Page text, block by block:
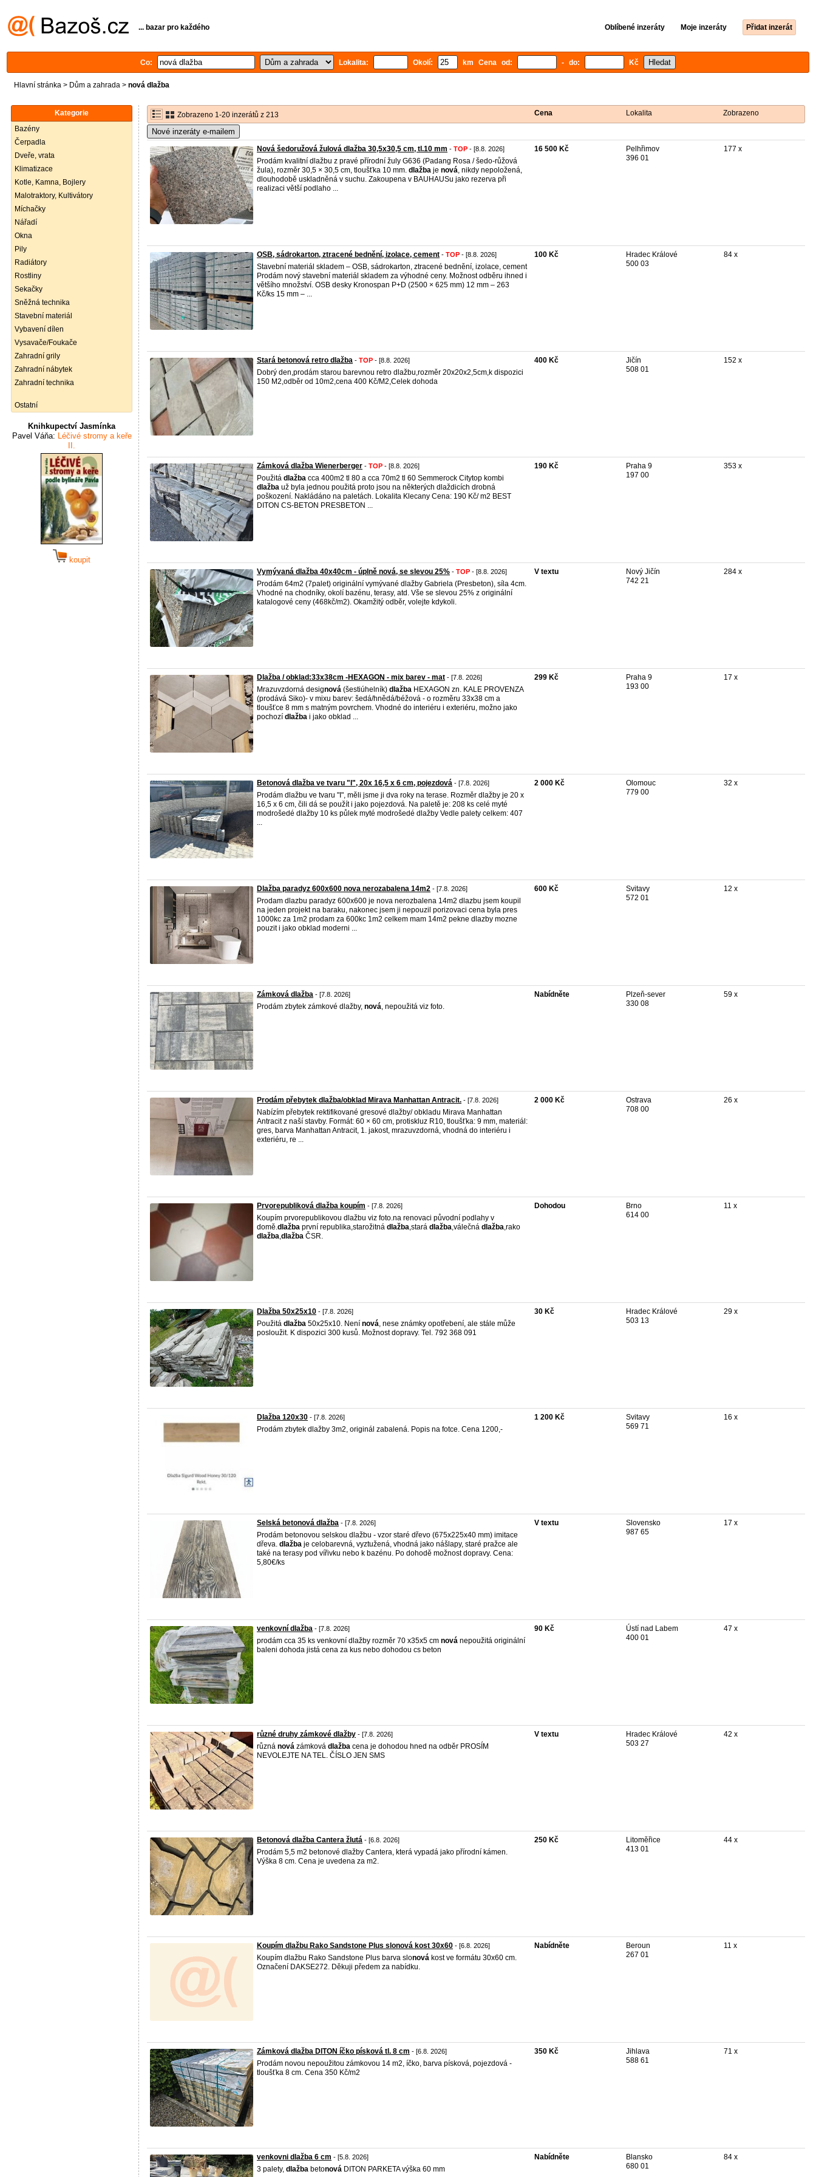
... bazar pro každého Oblíbené inzeráty Moje inzeráty Přidat inzerát
Co: Lokalita: Okolí: km Cena od: - do: Kč
Hlavní stránka > Dům a zahrada > nová dlažba
Kategorie
Bazény
Čerpadla
Dveře, vrata
Klimatizace
Kotle, Kamna, Bojlery
Malotraktory, Kultivátory
Míchačky
Nářadí
Okna
Pily
Radiátory
Rostliny
Sekačky
Sněžná technika
Stavební materiál
Vybavení dílen
Vysavače/Foukače
Zahradní grily
Zahradní nábytek
Zahradní technika
Ostatní
Knihkupectví Jasmínka
Pavel Váňa: Léčivé stromy a keře
II.
koupit
Zobrazeno 1-20 inzerátů z 213 Cena Lokalita Zobrazeno
Nové inzeráty e-mailem
Nová šedoružová žulová dlažba 30,5x30,5 cm, tl.10 mm - TOP - [8.8. 2026]
Prodám kvalitní dlažbu z pravé přírodní žuly G636 (Padang Rosa / šedo-růžová
žula), rozměr 30,5 × 30,5 cm, tloušťka 10 mm. dlažba je nová, nikdy nepoložená,
dlouhodobě uskladněná v suchu. Zakoupena v BAUHAUSu jako rezerva při
realizaci větší podlaho ...
16 500 Kč
Pelhřimov
396 01
177 x
OSB, sádrokarton, ztracené bednění, izolace, cement - TOP - [8.8. 2026]
Stavební materiál skladem – OSB, sádrokarton, ztracené bednění, izolace, cement
Prodám nový stavební materiál skladem za výhodné ceny. Možnost odběru ihned i
většího množství. OSB desky Kronospan P+D (2500 × 625 mm) 12 mm – 263
Kč/ks 15 mm – ...
100 Kč
Hradec Králové
500 03
84 x
Stará betonová retro dlažba - TOP - [8.8. 2026]
Dobrý den,prodám starou barevnou retro dlažbu,rozměr 20x20x2,5cm,k dispozici
150 M2,odběr od 10m2,cena 400 Kč/M2,Celek dohoda
400 Kč
Jičín
508 01
152 x
Zámková dlažba Wienerberger - TOP - [8.8. 2026]
Použitá dlažba cca 400m2 tl 80 a cca 70m2 tl 60 Semmerock Citytop kombi
dlažba už byla jednou použitá proto jsou na některých dlaždicích drobná
poškození. Nakládáno na paletách. Lokalita Klecany Cena: 190 Kč/ m2 BEST
DITON CS-BETON PRESBETON ...
190 Kč
Praha 9
197 00
353 x
Vymývaná dlažba 40x40cm - úplně nová, se slevou 25% - TOP - [8.8. 2026]
Prodám 64m2 (7palet) originální vymývané dlažby Gabriela (Presbeton), síla 4cm.
Vhodné na chodníky, okolí bazénu, terasy, atd. Vše se slevou 25% z originální
katalogové ceny (468kč/m2). Okamžitý odběr, volejte kdykoli.
V textu
Nový Jičín
742 21
284 x
Dlažba / obklad:33x38cm -HEXAGON - mix barev - mat - [7.8. 2026]
Mrazuvzdorná designová (šestiúhelník) dlažba HEXAGON zn. KALE PROVENZA
(prodává Siko)- v mixu barev: šedá/hnědá/béžová - o rozměru 33x38 cm a
tloušťce 8 mm s matným povrchem. Vhodné do interiéru i exteriéru, možno jako
pochozí dlažba i jako obklad ...
299 Kč
Praha 9
193 00
17 x
Betonová dlažba ve tvaru "I", 20x 16,5 x 6 cm, pojezdová - [7.8. 2026]
Prodám dlažbu ve tvaru "I", měli jsme ji dva roky na terase. Rozměr dlažby je 20 x
16,5 x 6 cm, čili dá se použít i jako pojezdová. Na paletě je: 208 ks celé myté
modrošedé dlažby 10 ks půlek myté modrošedé dlažby Vedle palety celkem: 407
...
2 000 Kč
Olomouc
779 00
32 x
Dlažba paradyz 600x600 nova nerozabalena 14m2 - [7.8. 2026]
Prodam dlazbu paradyz 600x600 je nova nerozbalena 14m2 dlazbu jsem koupil
na jeden projekt na baraku, nakonec jsem ji nepouzil porizovaci cena byla pres
1000kc za 1m2 prodam za 600kc 1m2 celkem mam 14m2 pekne dlazby mozne
pouzit i jako obklad moderni ...
600 Kč
Svitavy
572 01
12 x
Zámková dlažba - [7.8. 2026]
Prodám zbytek zámkové dlažby, nová, nepoužitá viz foto.
Nabídněte
Plzeň-sever
330 08
59 x
Prodám přebytek dlažba/obklad Mirava Manhattan Antracit. - [7.8. 2026]
Nabízím přebytek rektifikované gresové dlažby/ obkladu Mirava Manhattan
Antracit z naší stavby. Formát: 60 × 60 cm, protiskluz R10, tloušťka: 9 mm, materiál:
gres, barva Manhattan Antracit, 1. jakost, mrazuvzdorná, vhodná do interiéru i
exteriéru, re ...
2 000 Kč
Ostrava
708 00
26 x
Prvorepubliková dlažba koupím - [7.8. 2026]
Koupím prvorepublikovou dlažbu viz foto.na renovaci původní podlahy v
domě.dlažba první republika,starožitná dlažba,stará dlažba,válečná dlažba,rako
dlažba,dlažba ČSR.
Dohodou
Brno
614 00
11 x
Dlažba 50x25x10 - [7.8. 2026]
Použitá dlažba 50x25x10. Není nová, nese známky opotřebení, ale stále může
posloužit. K dispozici 300 kusů. Možnost dopravy. Tel. 792 368 091
30 Kč
Hradec Králové
503 13
29 x
Dlažba 120x30 - [7.8. 2026]
Prodám zbytek dlažby 3m2, originál zabalená. Popis na fotce. Cena 1200,-
1 200 Kč
Svitavy
569 71
16 x
Selská betonová dlažba - [7.8. 2026]
Prodám betonovou selskou dlažbu - vzor staré dřevo (675x225x40 mm) imitace
dřeva. dlažba je celobarevná, vyztužená, vhodná jako nášlapy, staré pražce ale
také na terasy pod vířivku nebo k bazénu. Po dohodě možnost dopravy. Cena:
5,80€/ks
V textu
Slovensko
987 65
17 x
venkovní dlažba - [7.8. 2026]
prodám cca 35 ks venkovní dlažby rozměr 70 x35x5 cm nová nepoužitá originální
baleni dohoda jistá cena za kus nebo dohodou cs beton
90 Kč
Ústí nad Labem
400 01
47 x
různé druhy zámkové dlažby - [7.8. 2026]
různá nová zámková dlažba cena je dohodou hned na odběr PROSÍM
NEVOLEJTE NA TEL. ČÍSLO JEN SMS
V textu
Hradec Králové
503 27
42 x
Betonová dlažba Cantera žlutá - [6.8. 2026]
Prodám 5,5 m2 betonové dlažby Cantera, která vypadá jako přírodní kámen.
Výška 8 cm. Cena je uvedena za m2.
250 Kč
Litoměřice
413 01
44 x
Koupím dlažbu Rako Sandstone Plus slonová kost 30x60 - [6.8. 2026]
Koupím dlažbu Rako Sandstone Plus barva slonová kost ve formátu 30x60 cm.
Označení DAKSE272. Děkuji předem za nabídku.
Nabídněte
Beroun
267 01
11 x
Zámková dlažba DITON íčko písková tl. 8 cm - [6.8. 2026]
Prodám novou nepoužitou zámkovou 14 m2, íčko, barva písková, pojezdová -
tloušťka 8 cm. Cena 350 Kč/m2
350 Kč
Jihlava
588 61
71 x
venkovni dlažba 6 cm - [5.8. 2026]
3 palety, dlažba betonová DITON PARKETA výška 60 mm
Nabídněte
Blansko
680 01
84 x